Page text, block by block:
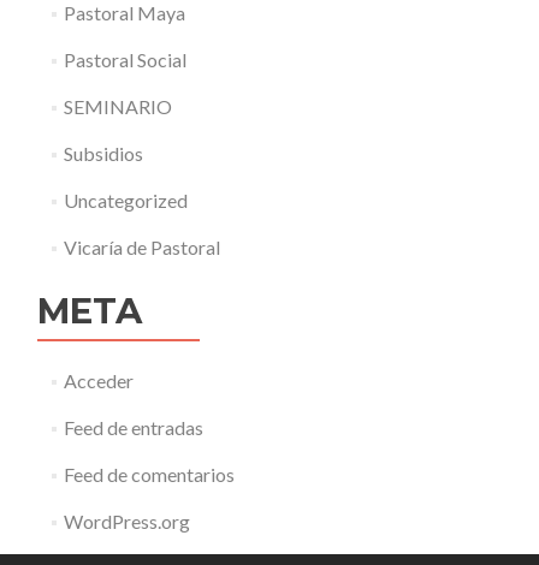
Pastoral Maya
Pastoral Social
SEMINARIO
Subsidios
Uncategorized
Vicaría de Pastoral
META
Acceder
Feed de entradas
Feed de comentarios
WordPress.org